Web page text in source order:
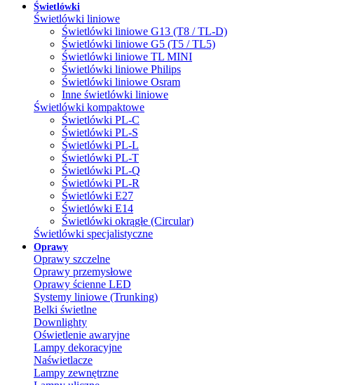
Świetlówki
Świetlówki liniowe
Świetlówki liniowe G13 (T8 / TL-D)
Świetlówki liniowe G5 (T5 / TL5)
Świetlówki liniowe TL MINI
Świetlówki liniowe Philips
Świetlówki liniowe Osram
Inne świetlówki liniowe
Świetlówki kompaktowe
Świetlówki PL-C
Świetlówki PL-S
Świetlówki PL-L
Świetlówki PL-T
Świetlówki PL-Q
Świetlówki PL-R
Świetlówki E27
Świetlówki E14
Świetlówki okrągłe (Circular)
Świetlówki specjalistyczne
Oprawy
Oprawy szczelne
Oprawy przemysłowe
Oprawy ścienne LED
Systemy liniowe (Trunking)
Belki świetlne
Downlighty
Oświetlenie awaryjne
Lampy dekoracyjne
Naświetlacze
Lampy zewnętrzne